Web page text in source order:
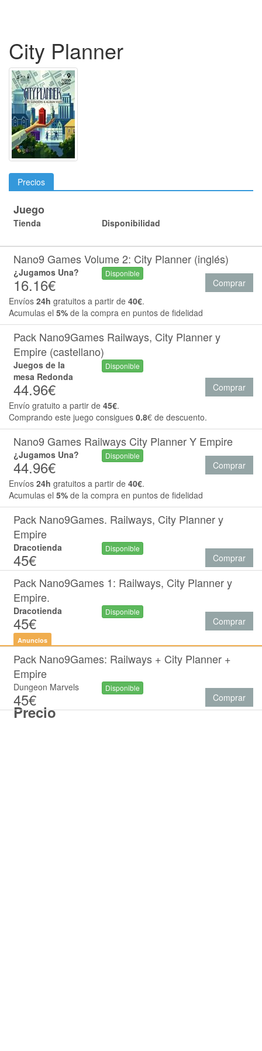
City Planner
Precios
Juego
Tienda
Precio
Disponibilidad
Nano9 Games Volume 2: City Planner (inglés)
¿Jugamos Una?
16.16€
Disponible
Comprar
Envíos 24h gratuitos a partir de 40€.
Acumulas el 5% de la compra en puntos de fidelidad
Pack Nano9Games Railways, City Planner y
Empire (castellano)
Juegos de la
mesa Redonda
44.96€
Disponible
Comprar
Envío gratuito a partir de 45€.
Comprando este juego consigues 0.8€ de descuento.
Nano9 Games Railways City Planner Y Empire
¿Jugamos Una?
44.96€
Disponible
Comprar
Envíos 24h gratuitos a partir de 40€.
Acumulas el 5% de la compra en puntos de fidelidad
Pack Nano9Games. Railways, City Planner y
Empire
Dracotienda
45€
Disponible
Comprar
Pack Nano9Games 1: Railways, City Planner y
Empire.
Dracotienda
45€
Disponible
Comprar
Anuncios
Pack Nano9Games: Railways + City Planner +
Empire
Dungeon Marvels
45€
Disponible
Comprar